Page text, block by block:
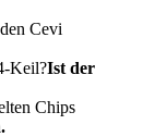
Cevi
Keil?Ist der
Chips